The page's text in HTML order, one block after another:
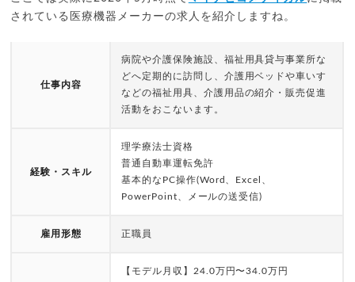
されている医療機器メーカーの求人を紹介しますね。
仕事内容
病院や介護保険施設、福祉用具貸与事業所な
どへ定期的に訪問し、介護用ベッドや車いす
などの福祉用具、介護用品の紹介・販売促進
活動をおこないます。
経験・スキル
理学療法士資格
普通自動車運転免許
基本的なPC操作(Word、Excel、
PowerPoint、メールの送受信)
雇用形態 正職員
【モデル月収】24.0万円〜34.0万円